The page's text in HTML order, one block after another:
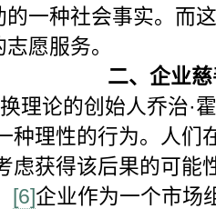
的一种社会事实。而
愿服务。
二、企业
理论的创始人乔治·
种理性的行为。人们
虑获得该后果的可能
[6]企业作为一个市场